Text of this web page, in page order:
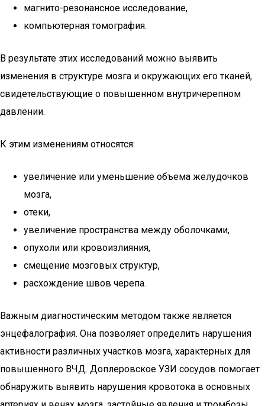
магнито-резонансное исследование,
компьютерная томография.
В результате этих исследований можно выявить
изменения в структуре мозга и окружающих его тканей,
свидетельствующие о повышенном внутричерепном
давлении.
К этим изменениям относятся:
увеличение или уменьшение объема желудочков
мозга,
отеки,
увеличение пространства между оболочками,
опухоли или кровоизлияния,
смещение мозговых структур,
расхождение швов черепа.
Важным диагностическим методом также является
энцефалография. Она позволяет определить нарушения
активности различных участков мозга, характерных для
повышенного ВЧД. Доплеровское УЗИ сосудов помогает
обнаружить выявить нарушения кровотока в основных